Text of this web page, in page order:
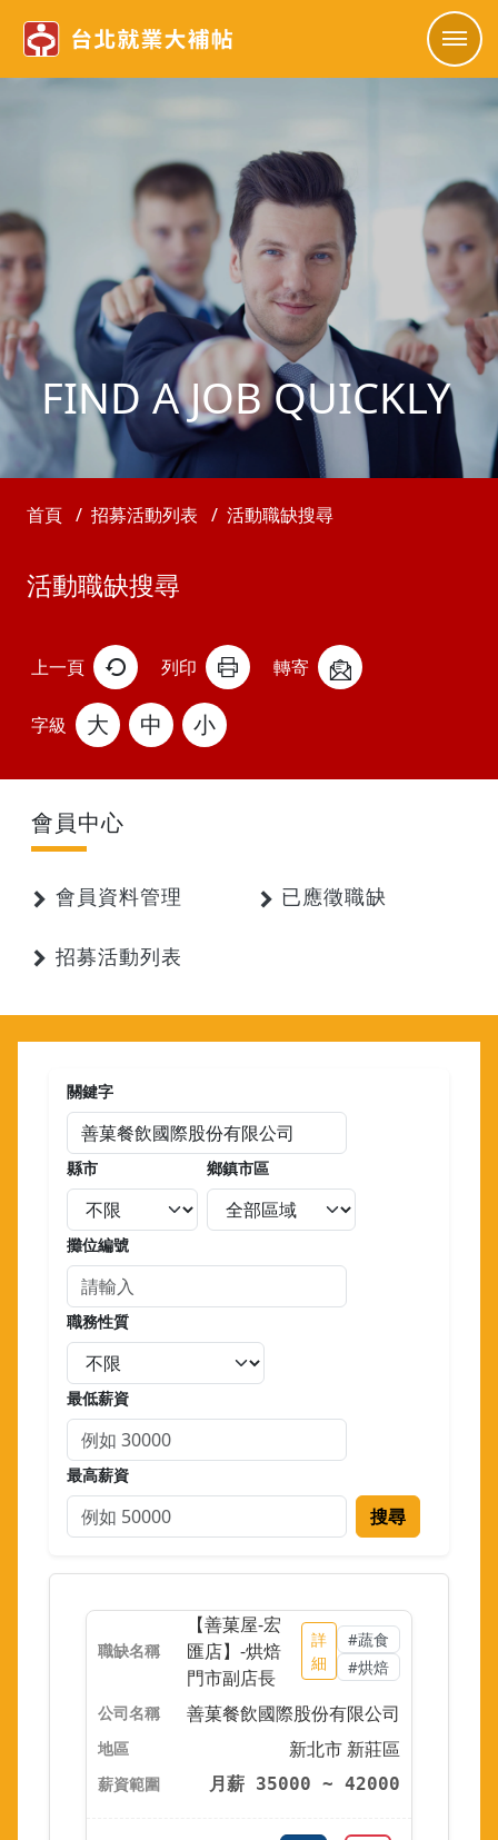
FIND A JOB QUICKLY
首頁 招募活動列表 活動職缺搜尋
活動職缺搜尋
上一頁
字級 大 中 小
列印 轉寄
會員中心
會員資料管理 已應徵職缺
招募活動列表
關鍵字
縣市 鄉鎮市區
攤位編號
職務性質
最低薪資
最高薪資
搜尋
【善菓屋-宏
匯店】-烘焙
門市副店長
詳
細
#蔬食
#烘焙
善菓餐飲國際股份有限公司
新北市 新莊區
月薪 35000 ~ 42000